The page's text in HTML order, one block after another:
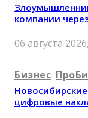
компании
06 августа
Бизнес
цифровые